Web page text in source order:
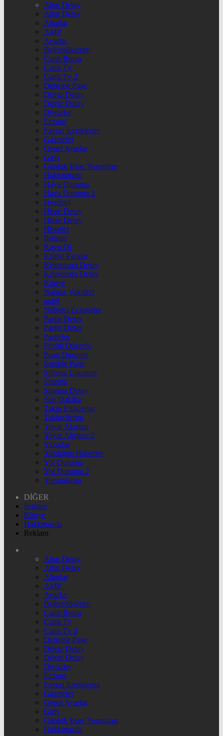
Altın Detay
Altın Detay
Altınlar
AMP
Ayarlar
Beğendiklerim
Canlı Borsa
Canlı Tv
Canlı Tv 2
Deneme Page
Döviz Detay
Döviz Detay
Dövizler
Eczane
Favori İçeriklerim
Gazeteler
Genel Ayarlar
Giriş
Günlük Burç Yorumları
Hakkımızda
Hava Durumu
Hava Durumu 2
Header4
Hisse Detay
Hisse Detay
Hisseler
İletişim
Kayıt Ol
Kripto Paralar
Kriptopara Detay
Kriptopara Detay
Künye
Namaz Vakitleri
nnbil
Nöbetçi Eczaneler
Parite Detay
Parite Detay
Pariteler
Profili Düzenle
Puan Durumu
Sample Page
Şifremi Unuttum
Sinema
Sinema Detay
Son Dakika
Takip Ettiklerim
Takipçilerim
Yayın Akışları
Yayın Akışları 2
Yazarlar
Yazdığım Haberler
Yol Durumu
Yol Durumu 2
Yorumlarım
DİĞER
İletişim
Künye
Hakkımızda
Reklam
Altın Detay
Altın Detay
Altınlar
AMP
Ayarlar
Beğendiklerim
Canlı Borsa
Canlı Tv
Canlı Tv 2
Deneme Page
Döviz Detay
Döviz Detay
Dövizler
Eczane
Favori İçeriklerim
Gazeteler
Genel Ayarlar
Giriş
Günlük Burç Yorumları
Hakkımızda